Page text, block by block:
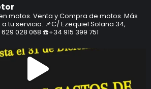
motos. Venta y Compra de motos. Más
tu servicio. 📌C/ Ezequiel Solana 34,
028 068 ☎️+34 915 399 751